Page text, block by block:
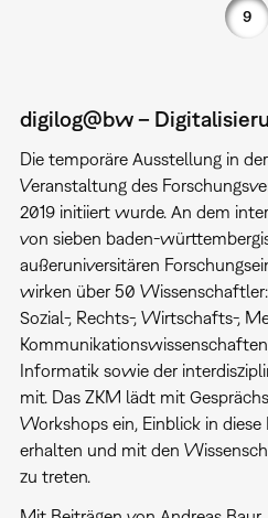
9
digilog@bw –
Die temporäre Ausstellung in
Veranstaltung des
2019 initiiert wurde. An dem
von sieben baden-
außeruniversitären
wirken über 50
Sozial-, Rechts-, Wirtschafts-,
Informatik sowie der
mit. Das ZKM lädt mit
Workshops ein, Einblick in diese
erhalten und mit den
zu treten.